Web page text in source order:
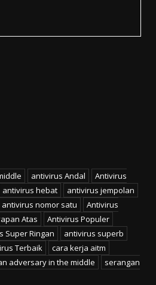
antivirus Andal
Antivirus
antivirus hebat
antivirus jempolan
antivirus nomor satu
Antivirus
Atas
Antivirus Populer
Super Ringan
antivirus superb
Terbaik
cara kerja aitm
adversary in the middle
serangan